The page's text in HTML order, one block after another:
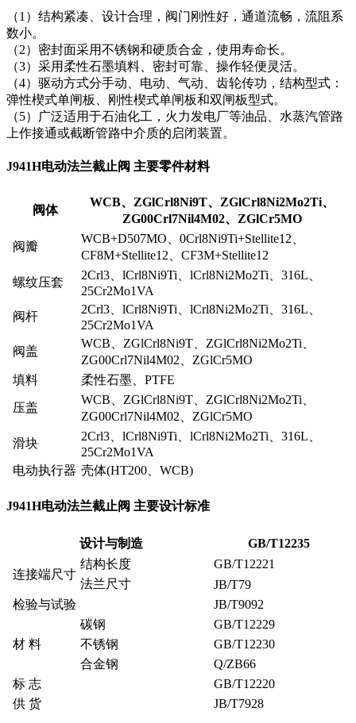
（1）结构紧凑、设计合理，阀门刚性好，通道流畅，流阻系
数小。
（2）密封面采用不锈钢和硬质合金，使用寿命长。
（3）采用柔性石墨填料、密封可靠、操作轻便灵活。
（4）驱动方式分手动、电动、气动、齿轮传功，结构型式：
弹性楔式单闸板、刚性楔式单闸板和双闸板型式。
（5）广泛适用于石油化工，火力发电厂等油品、水蒸汽管路
上作接通或截断管路中介质的启闭装置。
J941H电动法兰截止阀 主要零件材料
阀体
WCB、ZGlCrl8Ni9T、ZGlCrl8Ni2Mo2Ti、
ZG00Crl7Nil4M02、ZGlCr5MO
阀瓣
WCB+D507MO、0Crl8Ni9Ti+Stellite12、
CF8M+Stellite12、CF3M+Stellite12
螺纹压套
2Crl3、lCrl8Ni9Ti、lCrl8Ni2Mo2Ti、316L、
25Cr2Mo1VA
阀杆
2Crl3、lCrl8Ni9Ti、lCrl8Ni2Mo2Ti、316L、
25Cr2Mo1VA
阀盖
WCB、ZGlCrl8Ni9T、ZGlCrl8Ni2Mo2Ti、
ZG00Crl7Nil4M02、ZGlCr5MO
填料
柔性石墨、PTFE
压盖
WCB、ZGlCrl8Ni9T、ZGlCrl8Ni2Mo2Ti、
ZG00Crl7Nil4M02、ZGlCr5MO
滑块
2Crl3、lCrl8Ni9Ti、lCrl8Ni2Mo2Ti、316L、
25Cr2Mo1VA
电动执行器 壳体(HT200、WCB)
J941H电动法兰截止阀 主要设计标准
设计与制造 GB/T12235
连接端尺寸
结构长度
GB/T12221
法兰尺寸
JB/T79
检验与试验
JB/T9092
材 料
碳钢
GB/T12229
不锈钢
GB/T12230
合金钢
Q/ZB66
标 志
GB/T12220
供 货
JB/T7928